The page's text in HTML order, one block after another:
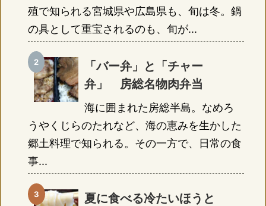
殖で知られる宮城県や広島県も、旬は冬。鍋
の具として重宝されるのも、旬が...
「バー弁」と「チャー
弁」 房総名物肉弁当
海に囲まれた房総半島。なめろ
うやくじらのたれなど、海の恵みを生かした
郷土料理で知られる。その一方で、日常の食
事...
夏に食べる冷たいほうと